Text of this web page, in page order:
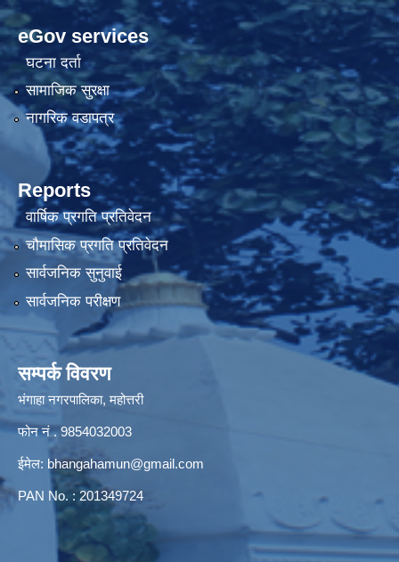
eGov services
घटना दर्ता
सामाजिक सुरक्षा
नागरिक वडापत्र
Reports
वार्षिक प्रगति प्रतिवेदन
चौमासिक प्रगति प्रतिवेदन
सार्वजनिक सुनुवाई
सार्वजनिक परीक्षण
सम्पर्क विवरण
भंगाहा नगरपालिका, महोत्तरी
फोन नं . 9854032003
ईमेल: bhangahamun@gmail.com
PAN No. : 201349724